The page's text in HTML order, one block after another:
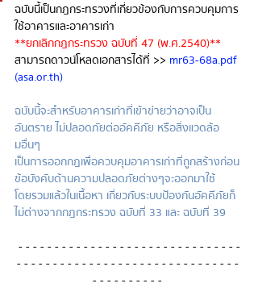
ฉบับนี้เป็นกฎกระทรวงที่เกี่ยวข้องกับการควบคุมการ
ใช้อาคารและอาคารเก่า
**ยกเลิกกฎกระทรวง ฉบับที่ 47 (พ.ศ.2540)**
สามารถดาวน์โหลดเอกสารได้ที่ >> mr63-68a.pdf
(asa.or.th)
ฉบับนี้จะสำหรับอาคารเก่าที่เข้าข่ายว่าอาจเป็น
อันตราย ไม่ปลอดภัยต่ออัคคีภัย หรือสิ่งแวดล้อ
มอื่นๆ
เป็นการออกกฎเพื่อควบคุมอาคารเก่าที่ถูกสร้างก่อน
ข้อบังคับด้านความปลอดภัยต่างๆจะออกมาใช้
โดยรวมแล้วในเนื้อหา เกี่ยวกับระบบป้องกันอัคคีภัยก็
ไม่ต่างจากกฎกระทรวง ฉบับที่ 33 และ ฉบับที่ 39
- - - - - - - - - - - - - - - - - - - - - - - - - - - - - - -
- - - - - - - - - -